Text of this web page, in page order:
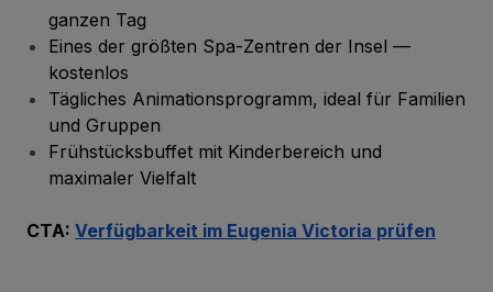
ganzen Tag
Eines der größten Spa-Zentren der Insel —
kostenlos
Tägliches Animationsprogramm, ideal für Familien
und Gruppen
Frühstücksbuffet mit Kinderbereich und
maximaler Vielfalt
CTA: Verfügbarkeit im Eugenia Victoria prüfen